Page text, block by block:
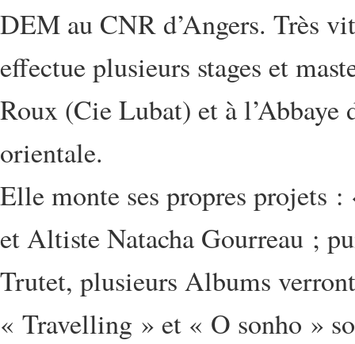
DEM au CNR d’Angers. Très
effectue plusieurs stages et
Roux (Cie Lubat) et à
orientale.
Elle monte ses propres projets
et Altiste Natacha Gourreau ;
Trutet, plusieurs Albums
« Travelling » et « O sonho »